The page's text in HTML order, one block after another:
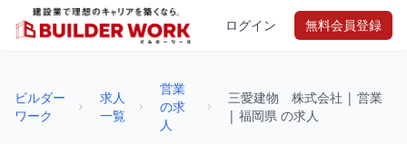
ログイン 無料会員登録
ビルダー
ワーク
求人
一覧
営業
の求
人
三愛建物 株式会社 | 営業
| 福岡県 の求人